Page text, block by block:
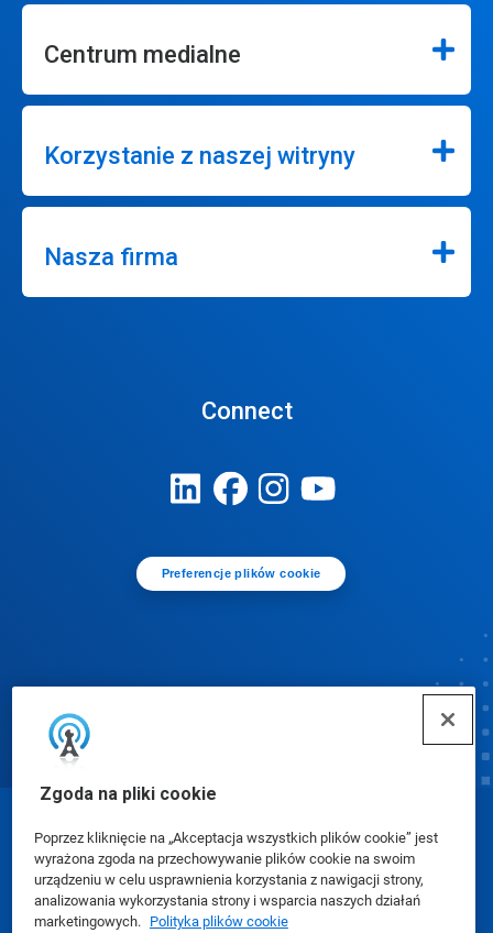
Zgoda na pliki cookie
Poprzez kliknięcie na „Akceptacja wszystkich plików cookie” jest
wyrażona zgoda na przechowywanie plików cookie na swoim
urządzeniu w celu usprawnienia korzystania z nawigacji strony,
analizowania wykorzystania strony i wsparcia naszych działań
marketingowych. Polityka plików cookie
Centrum medialne
Korzystanie z naszej witryny
Nasza firma
Connect
Preferencje plików cookie
© Ecolab Inc. 2025
Karty charakterystyki (SDS)|Polityka prywatności